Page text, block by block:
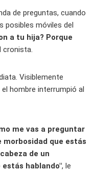
de preguntas, cuando
posibles móviles del
a tu hija? Porque
cronista.
Visiblemente
hombre interrumpió al
me vas a preguntar
morbosidad que estás
de un
hablando", le